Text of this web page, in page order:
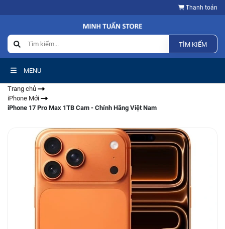
Thanh toán
TÌM KIẾM
MENU
Trang chủ
iPhone Mới
iPhone 17 Pro Max 1TB Cam - Chính Hãng Việt Nam